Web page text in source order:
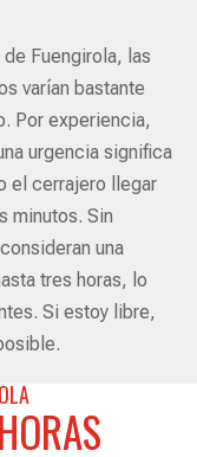
Fuengirola, las
varían bastante
Por experiencia,
urgencia significa
el cerrajero llegar
minutos. Sin
una
tres horas, lo
Si estoy libre,